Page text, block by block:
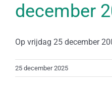
december
Op vrijdag 25 december
25 december 2025